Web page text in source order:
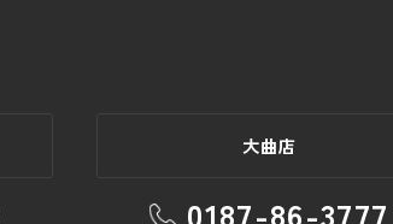
大曲店
0187-86-3777